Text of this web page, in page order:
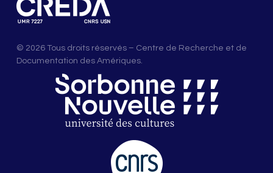
© 2026 Tous droits réservés – Centre de Recherche et de
Documentation des Amériques.